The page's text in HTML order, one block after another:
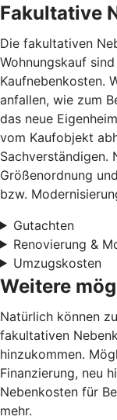
Fakultative
Die fakultativen
Wohnungskauf
Kaufnebenkosten.
anfallen, wie zum
das neue
vom Kaufobjekt
Sachverständigen.
Größenordnung
bzw.
Gutachten
Renovierung &
Umzugskosten
Weitere
Natürlich können
fakultativen
hinzukommen.
Finanzierung, neu
Nebenkosten für
mehr.